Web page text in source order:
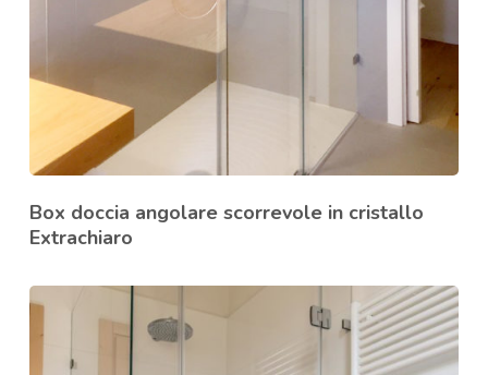
Box doccia angolare scorrevole in cristallo
Extrachiaro